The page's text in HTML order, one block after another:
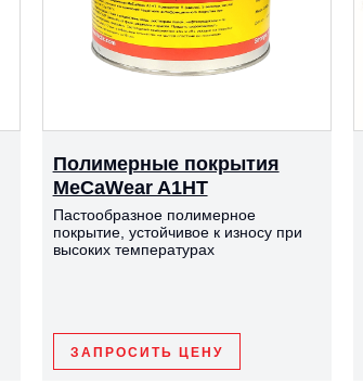
Полимерные покрытия
MeCaWear A1HT
Пастообразное полимерное
покрытие, устойчивое к износу при
высоких температурах
ЗАПРОСИТЬ ЦЕНУ